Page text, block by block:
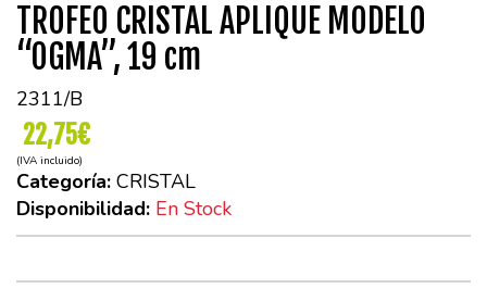
TROFEO CRISTAL APLIQUE MODELO
“OGMA”, 19 cm
2311/B
22,75€
(IVA incluido)
Categoría: CRISTAL
Disponibilidad: En Stock